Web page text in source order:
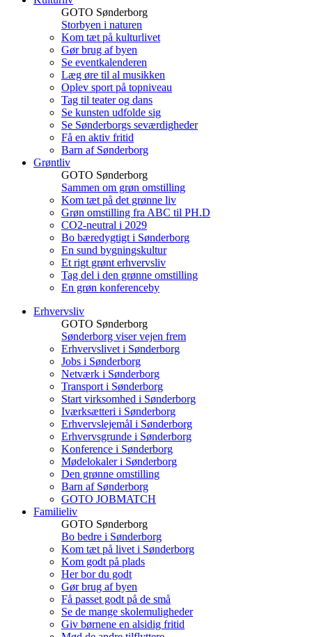
GOTO Sønderborg
Storbyen i naturen
Kom tæt på kulturlivet
Gør brug af byen
Se eventkalenderen
Læg øre til al musikken
Oplev sport på topniveau
Tag til teater og dans
Se kunsten udfolde sig
Se Sønderborgs seværdigheder
Få en aktiv fritid
Barn af Sønderborg
Grøntliv
GOTO Sønderborg
Sammen om grøn omstilling
Kom tæt på det grønne liv
Grøn omstilling fra ABC til PH.D
CO2-neutral i 2029
Bo bæredygtigt i Sønderborg
En sund bygningskultur
Et rigt grønt erhvervsliv
Tag del i den grønne omstilling
En grøn konferenceby
Erhvervsliv
GOTO Sønderborg
Sønderborg viser vejen frem
Erhvervslivet i Sønderborg
Jobs i Sønderborg
Netværk i Sønderborg
Transport i Sønderborg
Start virksomhed i Sønderborg
Iværksætteri i Sønderborg
Erhvervslejemål i Sønderborg
Erhvervsgrunde i Sønderborg
Konference i Sønderborg
Mødelokaler i Sønderborg
Den grønne omstilling
Barn af Sønderborg
GOTO JOBMATCH
Familieliv
GOTO Sønderborg
Bo bedre i Sønderborg
Kom tæt på livet i Sønderborg
Kom godt på plads
Her bor du godt
Gør brug af byen
Få passet godt på de små
Se de mange skolemuligheder
Giv børnene en alsidig fritid